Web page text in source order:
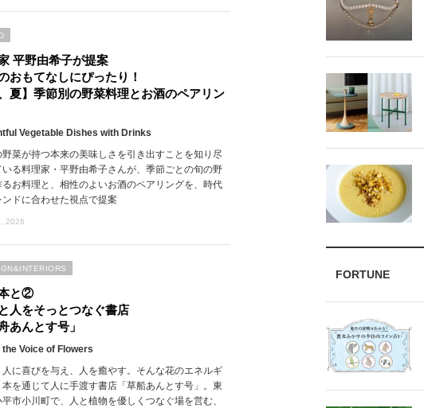
平野由希子が提案
おもてなしにぴったり！
、夏】季節別の野菜料理とお酒のペアリン
Vegetable Dishes with Drinks
野菜が持つ本来の美味しさを引き出すことを知り尽
いる料理家・平野由希子さんが、季節ごとの旬の野
るお料理と、相性のよいお酒のペアリングを、時代
ンドに合わせた視点で提案
2026
と②
人をそっとつなぐ書店
あんとす号」
the Voice of Flowers
人に喜びを与え、人を癒やす。そんな花のエネルギ
本を通じて人に手渡す書店「草船あんとす号」。東
市小川町で、人と植物を優しくつなぐ場を営む、
FORTUNE